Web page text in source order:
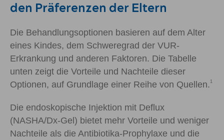
den Präferenzen der Eltern
Die Behandlungsoptionen basieren auf dem Alter
eines Kindes, dem Schweregrad der VUR-
Erkrankung und anderen Faktoren. Die Tabelle
unten zeigt die Vorteile und Nachteile dieser
Optionen, auf Grundlage einer Reihe von Quellen. 1
Die endoskopische Injektion mit Deflux
(NASHA/Dx-Gel) bietet mehr Vorteile und weniger
Nachteile als die Antibiotika-Prophylaxe und die